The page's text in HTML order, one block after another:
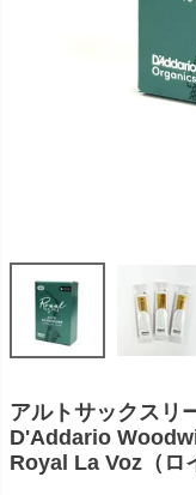
アルトサックスリ
D'Addario
Royal La Voz（ロ